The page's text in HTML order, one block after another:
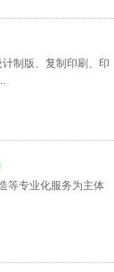
制版、复制印刷、印
等专业化服务为主体